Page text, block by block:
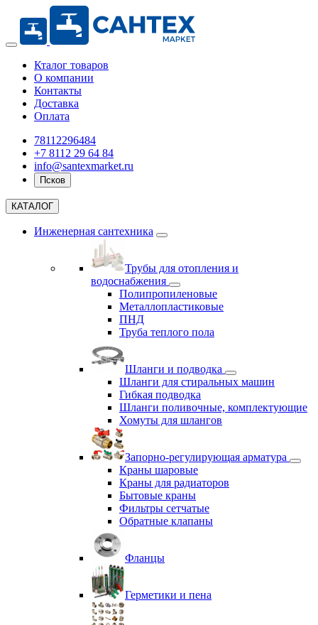
Кталог товаров
О компании
Контакты
Доставка
Оплата
78112296484
+7 8112 29 64 84
info@santexmarket.ru
Псков
КАТАЛОГ
Инженерная сантехника
Трубы для отопления и
водоснабжения
Полипропиленовые
Металлопластиковые
ПНД
Труба теплого пола
Шланги и подводка
Шланги для стиральных машин
Гибкая подводка
Шланги поливочные, комплектующие
Хомуты для шлангов
Запорно-регулирующая арматура
Краны шаровые
Краны для радиаторов
Бытовые краны
Фильтры сетчатые
Обратные клапаны
Фланцы
Герметики и пена